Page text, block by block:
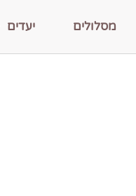
מסלולים יעדים